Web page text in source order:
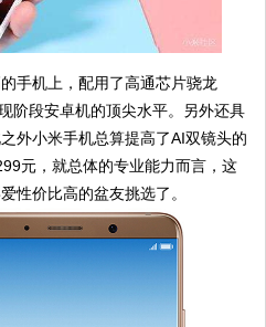
手机上，配用了高通芯片骁龙
阶段安卓机的顶尖水平。另外还具
外小米手机总算提高了AI双镜头的
元，就总体的专业能力而言，这
性价比高的盆友挑选了。